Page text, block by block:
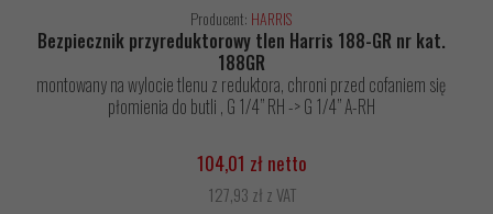
Producent: HARRIS
Bezpiecznik przyreduktorowy tlen Harris 188-GR nr kat.
188GR
montowany na wylocie tlenu z reduktora, chroni przed cofaniem się
płomienia do butli , G 1/4” RH -> G 1/4” A-RH
104,01 zł netto
127,93 zł z VAT